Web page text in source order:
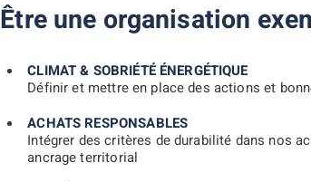
Être une organisation
CLIMAT & SOBRIÉTÉ ÉNERGÉTIQUE
Définir et mettre en place des actions et
ACHATS RESPONSABLES
Intégrer des critères de durabilité dans nos
ancrage territorial